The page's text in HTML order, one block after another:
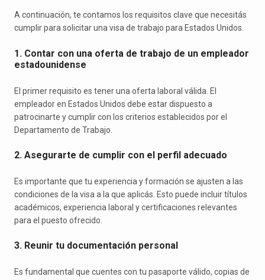
A continuación, te contamos los requisitos clave que necesitás
cumplir para solicitar una visa de trabajo para Estados Unidos.
1. Contar con una oferta de trabajo de un empleador
estadounidense
El primer requisito es tener una oferta laboral válida. El
empleador en Estados Unidos debe estar dispuesto a
patrocinarte y cumplir con los criterios establecidos por el
Departamento de Trabajo.
2. Asegurarte de cumplir con el perfil adecuado
Es importante que tu experiencia y formación se ajusten a las
condiciones de la visa a la que aplicás. Esto puede incluir títulos
académicos, experiencia laboral y certificaciones relevantes
para el puesto ofrecido.
3. Reunir tu documentación personal
Es fundamental que cuentes con tu pasaporte válido, copias de